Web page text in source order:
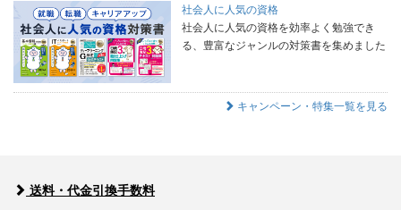
社会人に人気の資格
社会人に人気の資格を効率よく勉強でき
る、豊富なジャンルの対策書を集めました
キャンペーン・特集一覧を見る
送料・代金引換手数料